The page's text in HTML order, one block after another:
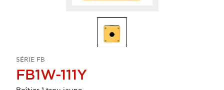
SÉRIE FB
FB1W-111Y